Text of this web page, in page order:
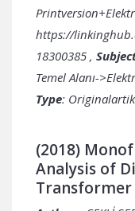
https://
18300385 ,
Temel Alanı-
Type:
(2018)
Analysis of
Transformer